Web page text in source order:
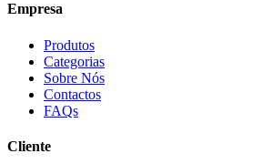
Empresa
Produtos
Categorias
Sobre Nós
Contactos
FAQs
Cliente